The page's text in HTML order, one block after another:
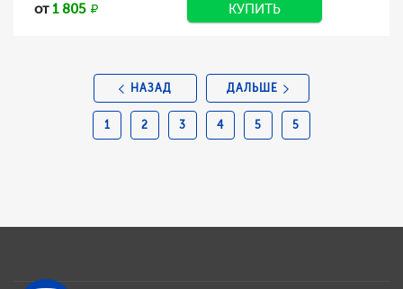
от1 805 КУПИТЬ
НАЗАД
1 2 3 4 5 5
ДАЛЬШЕ